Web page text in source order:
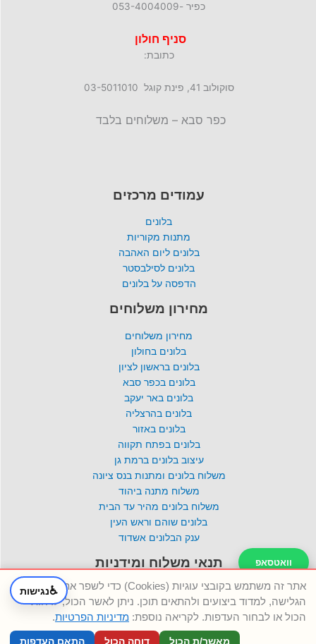
♿נגישות
כפיר -053-4004009
סניף חולון
כתובת:
סוקולוב 41, פינת קוגל 03-5011010
כפר סבא – משלוחים בלבד
עמודים מרכזים
בלונים
מתנות מקוריות
בלונים ליום האהבה
בלונים לסילבסטר
הדפסה על בלונים
מחירון משלוחים
מחירון משלוחים
בלונים בחולון
בלונים בראשון לציון
בלונים בכפר סבא
בלונים באר יעקב
בלונים בהרצליה
בלונים באזור
בלונים בפתח תקווה
עיצוב בלונים ברמת גן
משלוח בלונים ומתנות בנס ציונה
משלוח מתנה ביהוד
משלוח בלונים מהיר עד הבית
בלונים שוהם וראש העין
ענק הבלונים אשדוד
תנאי משלוח ומידניות
מדיניות פרטיות
הסדרי נגישות
תקנון חברה וביטול הזמנה
שאלות ותשובות
וואטסאפ
טלפון
אתר זה משתמש בקובצי עוגיות (Cookies) כדי לשפר את חוויית
הגלישה, למדוד ביצועים ולהתאים תוכן. ניתן לאשר הכול, לדחות
הכול או לבחור העדפות. לקריאה נוספת: מדיניות הפרטיות.
מאשר/ת הכול דוחה הכול התאם העדפות